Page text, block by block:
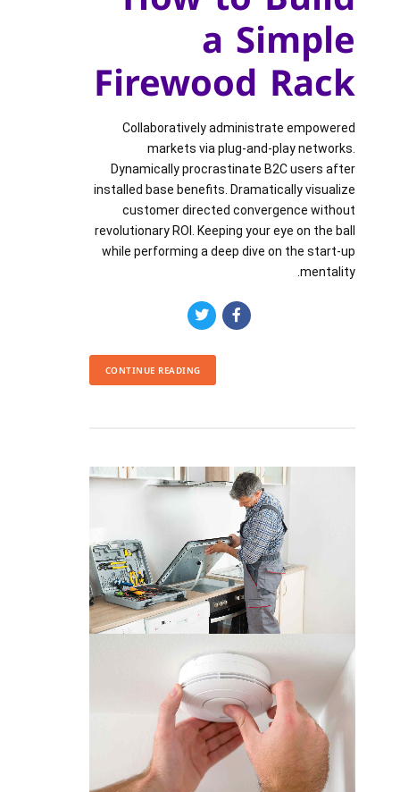
a Simple
Firewood Rack
Collaboratively administrate empowered
markets via plug-and-play networks.
Dynamically procrastinate B2C users after
installed base benefits. Dramatically visualize
customer directed convergence without
revolutionary ROI. Keeping your eye on the ball
while performing a deep dive on the start-up
mentality.
CONTINUE READING